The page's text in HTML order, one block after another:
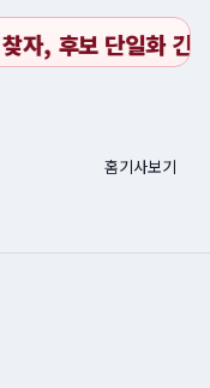
안동남소방서, 봄철
홈기사보기